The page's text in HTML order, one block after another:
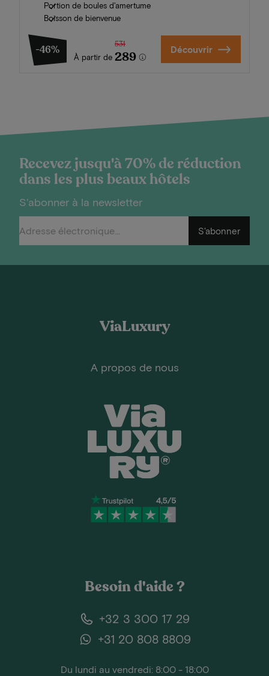
Portion de boules d'amertume
Boisson de bienvenue
-46%
À partir de
531
289 Découvrir
Recevez jusqu'à 70% de réduction
dans les plus beaux hôtels
S'abonner à la newsletter
S'abonner
ViaLuxury
A propos de nous
Besoin d'aide ?
+32 3 300 17 29
+31 20 808 8809
Du lundi au vendredi: 8:00 - 18:00